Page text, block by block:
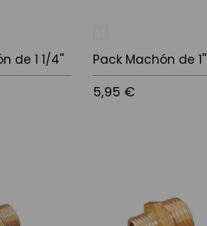
de 1 1/4'' Pack Machón de 1''
5,95 €